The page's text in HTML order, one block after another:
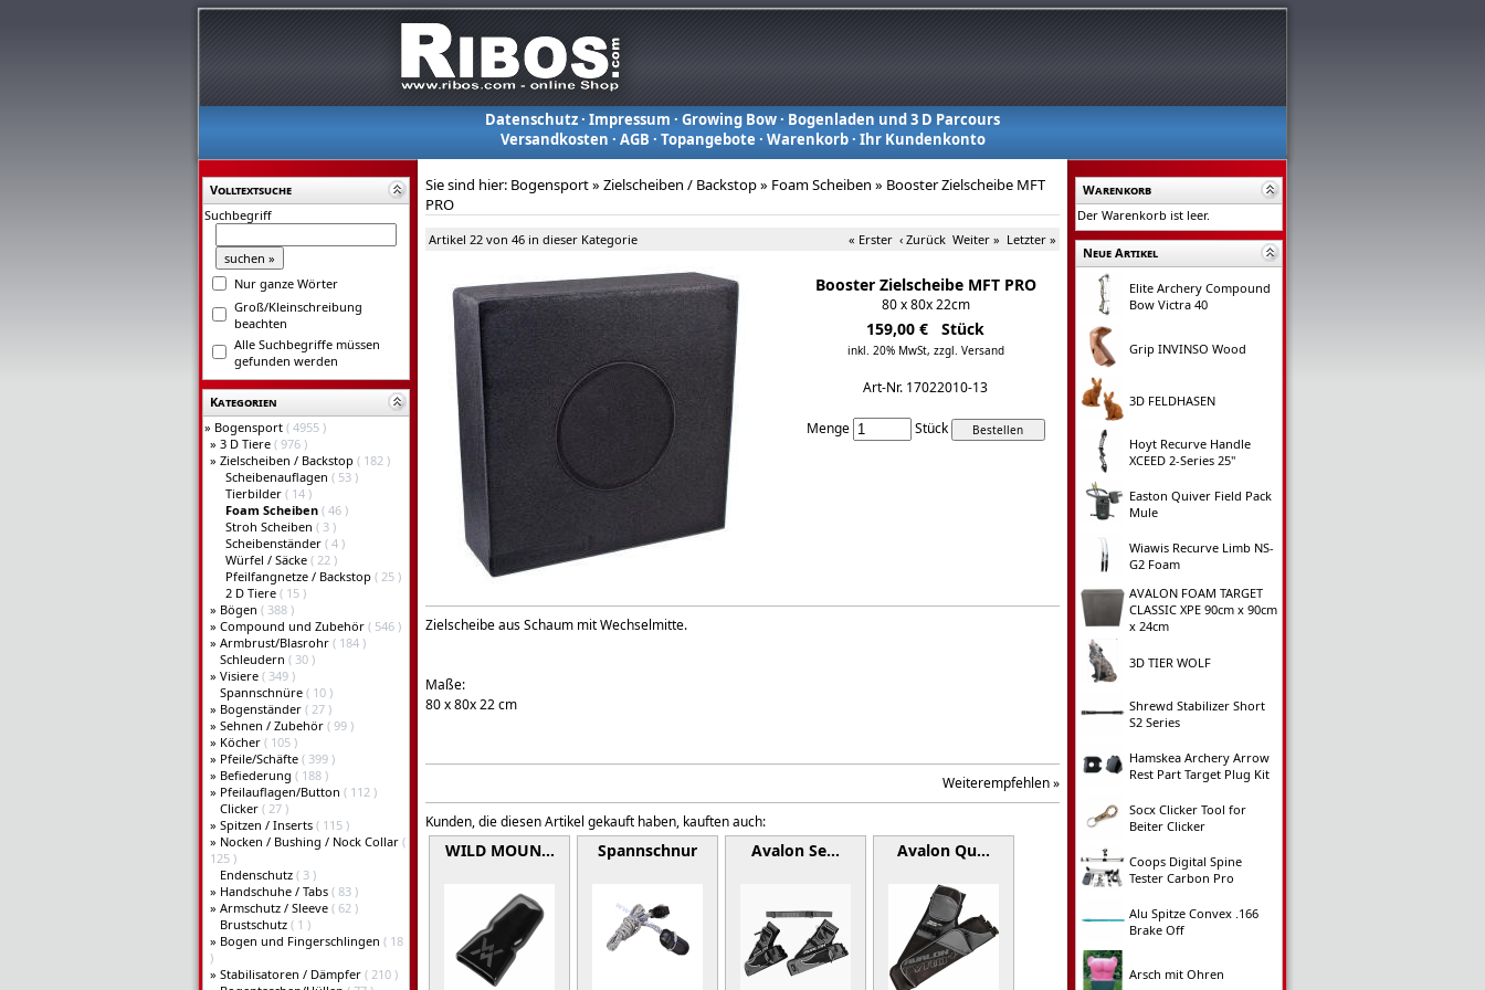
Datenschutz· Impressum · Growing Bow· Bogenladen und 3 D Parcours
Versandkosten · AGB · Topangebote · Warenkorb· Ihr Kundenkonto
Volltextsuche
Suchbegriff
Nur ganze Wörter
Groß/Kleinschreibung
beachten
Alle Suchbegriffe müssen
gefunden werden
Kategorien
» Bogensport ( 4955 )
» 3 D Tiere ( 976 )
» Zielscheiben / Backstop ( 182 )
Scheibenauflagen ( 53 )
Tierbilder ( 14 )
Foam Scheiben ( 46 )
Stroh Scheiben ( 3 )
Scheibenständer ( 4 )
Würfel / Säcke ( 22 )
Pfeilfangnetze / Backstop ( 25 )
2 D Tiere ( 15 )
» Bögen ( 388 )
» Compound und Zubehör ( 546 )
» Armbrust/Blasrohr ( 184 )
Schleudern ( 30 )
» Visiere ( 349 )
Spannschnüre ( 10 )
» Bogenständer ( 27 )
» Sehnen / Zubehör ( 99 )
» Köcher ( 105 )
» Pfeile/Schäfte ( 399 )
» Befiederung ( 188 )
» Pfeilauflagen/Button ( 112 )
Clicker ( 27 )
» Spitzen / Inserts ( 115 )
» Nocken / Bushing / Nock Collar (
125 )
Endenschutz ( 3 )
» Handschuhe / Tabs ( 83 )
» Armschutz / Sleeve ( 62 )
Brustschutz ( 1 )
» Bogen und Fingerschlingen ( 18
)
» Stabilisatoren / Dämpfer ( 210 )
Sie sind hier: Bogensport» Zielscheiben / Backstop» Foam Scheiben » Booster Zielscheibe MFT
PRO
Artikel 22 von 46 in dieser Kategorie « Erster ‹ Zurück Weiter » Letzter »
Booster Zielscheibe MFT PRO
80 x 80x 22cm
159,00 € Stück
inkl. 20% MwSt, zzgl. Versand
Art-Nr. 17022010-13
Menge Stück
Zielscheibe aus Schaum mit Wechselmitte.
Maße:
80 x 80x 22 cm
Weiterempfehlen »
Kunden, die diesen Artikel gekauft haben, kauften auch:
WILD MOUN… Spannschnur Avalon Se… Avalon Qu…
Warenkorb
Der Warenkorb ist leer.
Neue Artikel
Elite Archery Compound
Bow Victra 40
Grip INVINSO Wood
3D FELDHASEN
Hoyt Recurve Handle
XCEED 2-Series 25"
Easton Quiver Field Pack
Mule
Wiawis Recurve Limb NS-
G2 Foam
AVALON FOAM TARGET
CLASSIC XPE 90cm x 90cm
x 24cm
3D TIER WOLF
Shrewd Stabilizer Short
S2 Series
Hamskea Archery Arrow
Rest Part Target Plug Kit
Socx Clicker Tool for
Beiter Clicker
Coops Digital Spine
Tester Carbon Pro
Alu Spitze Convex .166
Brake Off
Arsch mit Ohren